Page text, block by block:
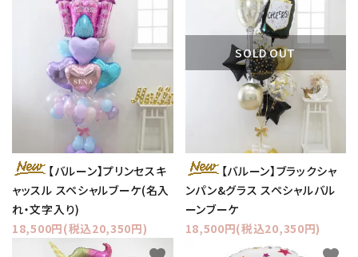
【バルーン】プリンセスキ
ャッスル スペシャルブーケ(名入
れ・文字入り)
18,500円(税込20,350円)
SOLD OUT
【バルーン】ブラックシャ
ンパン&グラス スペシャルバル
ーンブーケ
18,500円(税込20,350円)